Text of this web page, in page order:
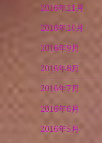
2016年11月
2016年10月
2016年9月
2016年8月
2016年7月
2016年6月
2016年5月